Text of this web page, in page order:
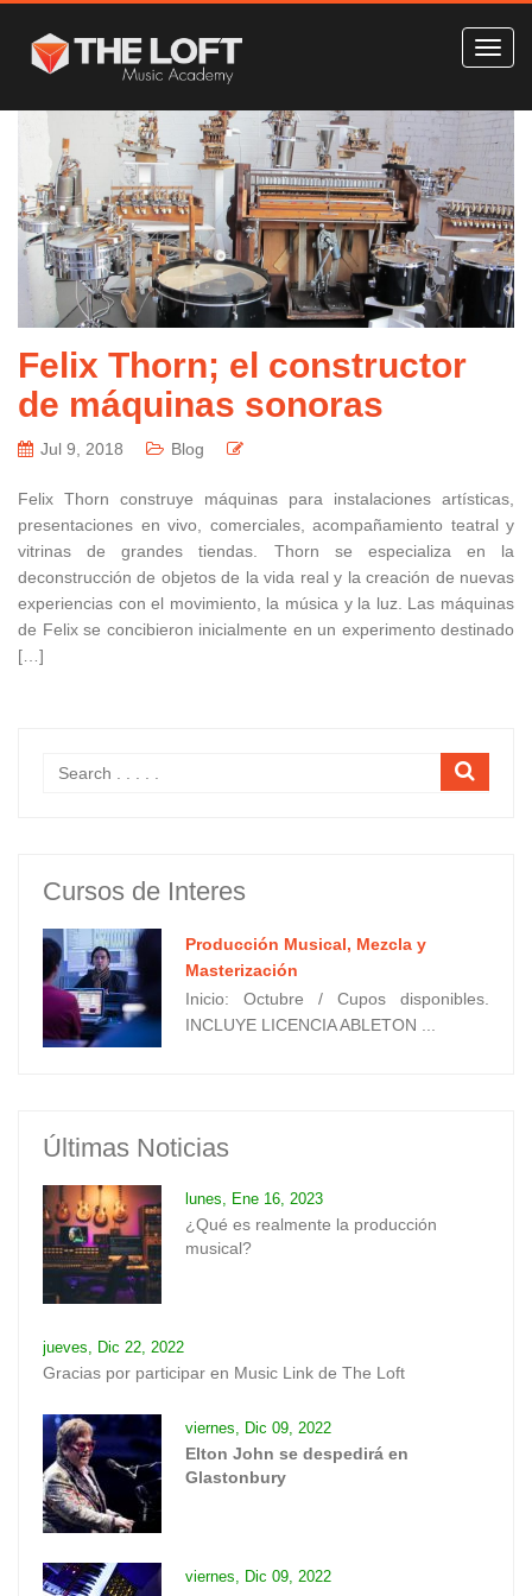
Felix Thorn; el constructor
de máquinas sonoras
Jul 9, 2018 Blog
Felix Thorn construye máquinas para instalaciones artísticas,
presentaciones en vivo, comerciales, acompañamiento teatral y
vitrinas de grandes tiendas. Thorn se especializa en la
deconstrucción de objetos de la vida real y la creación de nuevas
experiencias con el movimiento, la música y la luz. Las máquinas
de Felix se concibieron inicialmente en un experimento destinado
[…]
Cursos de Interes
Producción Musical, Mezcla y
Masterización
Inicio: Octubre / Cupos disponibles.
INCLUYE LICENCIA ABLETON ...
Últimas Noticias
lunes, Ene 16, 2023
¿Qué es realmente la producción
musical?
jueves, Dic 22, 2022
Gracias por participar en Music Link de The Loft
viernes, Dic 09, 2022
Elton John se despedirá en
Glastonbury
viernes, Dic 09, 2022